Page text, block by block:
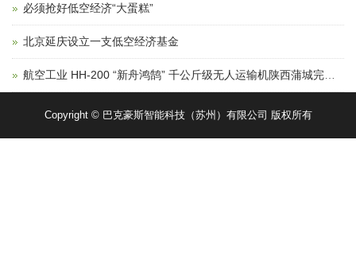
必须抢好低空经济“大蛋糕”
北京延庆设立一支低空经济基金
Copyright © 巴克豪斯智能科技（苏州）有限公司 版权所有